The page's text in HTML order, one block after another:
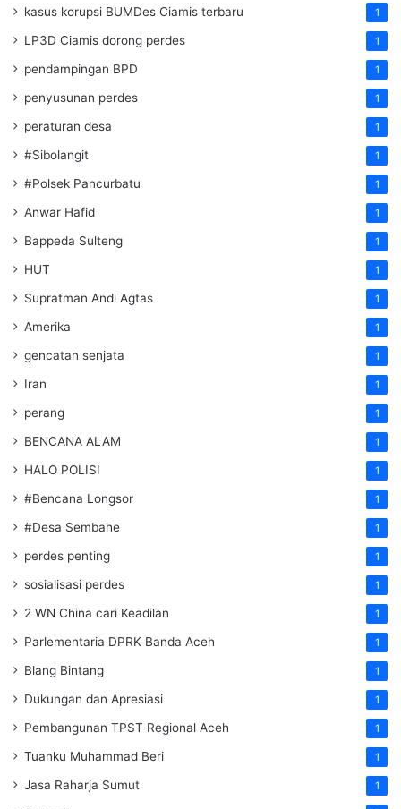
kasus korupsi BUMDes Ciamis terbaru 1
LP3D Ciamis dorong perdes 1
pendampingan BPD 1
penyusunan perdes 1
peraturan desa 1
#Sibolangit 1
#Polsek Pancurbatu 1
Anwar Hafid 1
Bappeda Sulteng 1
HUT 1
Supratman Andi Agtas 1
Amerika 1
gencatan senjata 1
Iran 1
perang 1
BENCANA ALAM 1
HALO POLISI 1
#Bencana Longsor 1
#Desa Sembahe 1
perdes penting 1
sosialisasi perdes 1
2 WN China cari Keadilan 1
Parlementaria DPRK Banda Aceh 1
Blang Bintang 1
Dukungan dan Apresiasi 1
Pembangunan TPST Regional Aceh 1
Tuanku Muhammad Beri 1
Jasa Raharja Sumut 1